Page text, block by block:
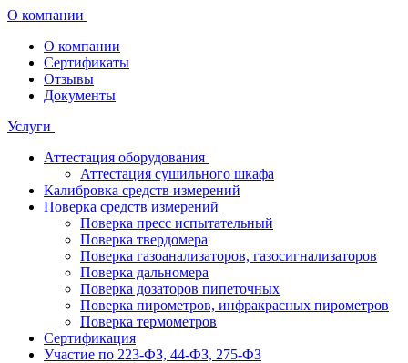
О компании
О компании
Сертификаты
Отзывы
Документы
Услуги
Аттестация оборудования
Аттестация сушильного шкафа
Калибровка средств измерений
Поверка средств измерений
Поверка пресс испытательный
Поверка твердомера
Поверка газоанализаторов, газосигнализаторов
Поверка дальномера
Поверка дозаторов пипеточных
Поверка пирометров, инфракрасных пирометров
Поверка термометров
Сертификация
Участие по 223-ФЗ, 44-ФЗ, 275-ФЗ